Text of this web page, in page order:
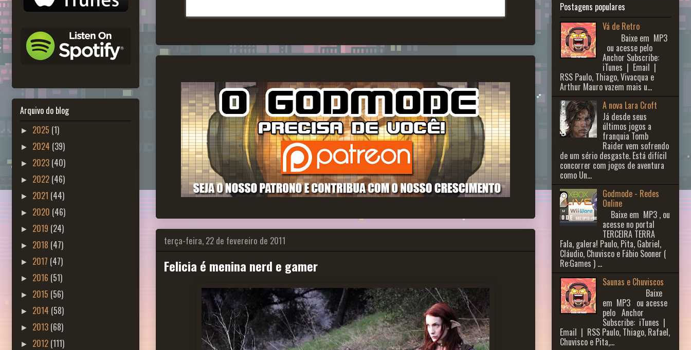
terça-feira, 22 de fevereiro de 2011
Felicia é menina nerd e gamer
Arquivo do blog
► 2025 (1)
► 2024 (39)
► 2023 (40)
► 2022 (46)
► 2021 (44)
► 2020 (46)
► 2019 (24)
► 2018 (47)
► 2017 (47)
► 2016 (51)
► 2015 (56)
► 2014 (58)
► 2013 (68)
► 2012 (111)
Postagens populares
Vá de Retro
Baixe em MP3
ou acesse pelo
Anchor Subscribe:
iTunes | Email |
RSS Paulo, Thiago, Vivacqua e
Arthur Mauro vazem mais u...
A nova Lara Croft
Já desde seus
últimos jogos a
franquia Tomb
Raider vem sofrendo
de um sério desgaste. Está difícil
concorrer com jogos de aventura
como Un...
Godmode - Redes
Online
Baixe em MP3 , ou
acesse no portal
TERCEIRA TERRA
Fala, galera! Paulo, Pita, Gabriel,
Cláudio, Chuvisco e Fábio Sooner (
Re:Games ) ...
Saunas e Chuviscos
Baixe
em MP3 ou acesse
pelo Anchor
Subscribe: iTunes |
Email | RSS Paulo, Thiago, Rafael,
Chuvisco e Pita,...